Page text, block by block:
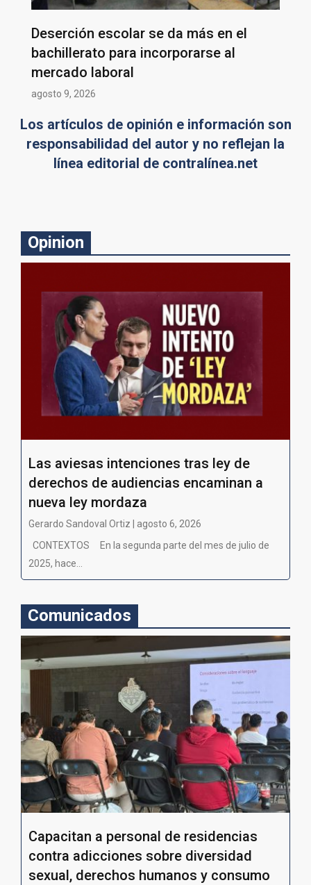
Deserción escolar se da más en el
bachillerato para incorporarse al
mercado laboral
agosto 9, 2026
Los artículos de opinión e información son
responsabilidad del autor y no reflejan la
línea editorial de contralínea.net
Opinion
Las aviesas intenciones tras ley de
derechos de audiencias encaminan a
nueva ley mordaza
Gerardo Sandoval Ortiz | agosto 6, 2026
CONTEXTOS En la segunda parte del mes de julio de
2025, hace...
Comunicados
Capacitan a personal de residencias
contra adicciones sobre diversidad
sexual, derechos humanos y consumo